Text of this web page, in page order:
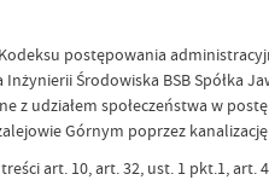
postępowania
Środowiska BSB Spółka
z udziałem społeczeństwa w
Górnym poprzez
art. 10, art. 32, ust. 1 pkt.1,